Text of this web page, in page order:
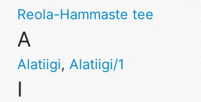
Reola-Hammaste tee
A
Alatiigi, Alatiigi/1
I